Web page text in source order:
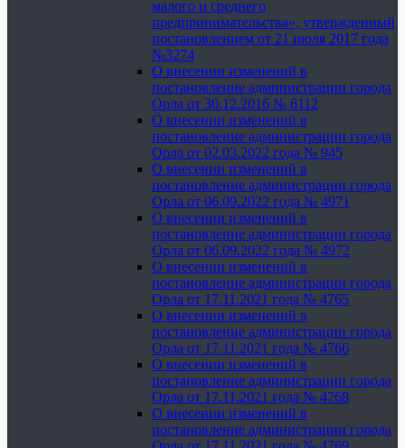
малого и среднего
предпринимательства», утвержденный
постановлением от 21 июля 2017 года
№3274
О внесении изменений в
постановление администрации города
Орла от 30.12.2016 № 6112
О внесении изменений в
постановление администрации города
Орла от 02.03.2022 года № 945
О внесении изменений в
постановление администрации города
Орла от 06.09.2022 года № 4971
О внесении изменений в
постановление администрации города
Орла от 06.09.2022 года № 4972
О внесении изменений в
постановление администрации города
Орла от 17.11.2021 года № 4765
О внесении изменений в
постановление администрации города
Орла от 17.11.2021 года № 4766
О внесении изменений в
постановление администрации города
Орла от 17.11.2021 года № 4768
О внесении изменений в
постановление администрации города